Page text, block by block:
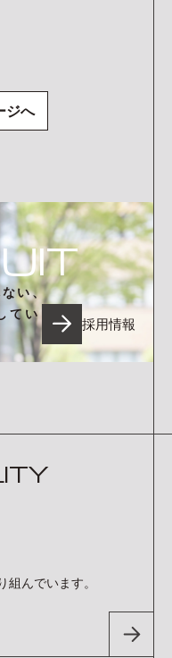
ジへ
い、
ています。
採用情報
んでいます。